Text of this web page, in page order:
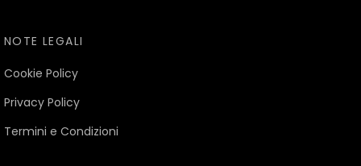
NOTE LEGALI
Cookie Policy
Privacy Policy
Termini e Condizioni